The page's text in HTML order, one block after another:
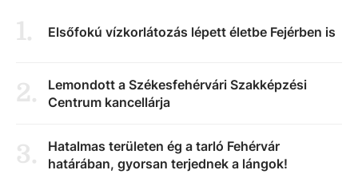
1. Elsőfokú vízkorlátozás lépett életbe Fejérben is
2.
Lemondott a Székesfehérvári Szakképzési
Centrum kancellárja
3.
Hatalmas területen ég a tarló Fehérvár
határában, gyorsan terjednek a lángok!